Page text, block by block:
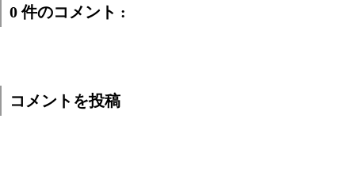
0 件のコメント :
コメントを投稿